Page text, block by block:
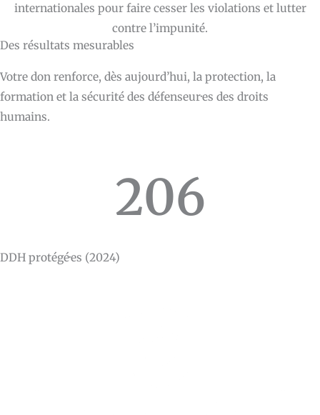
internationales pour faire cesser les violations et lutter
contre l’impunité.
Des résultats mesurables
Votre don renforce, dès aujourd’hui, la protection, la
formation et la sécurité des défenseur·es des droits
humains.
206
DDH protégé·es (2024)